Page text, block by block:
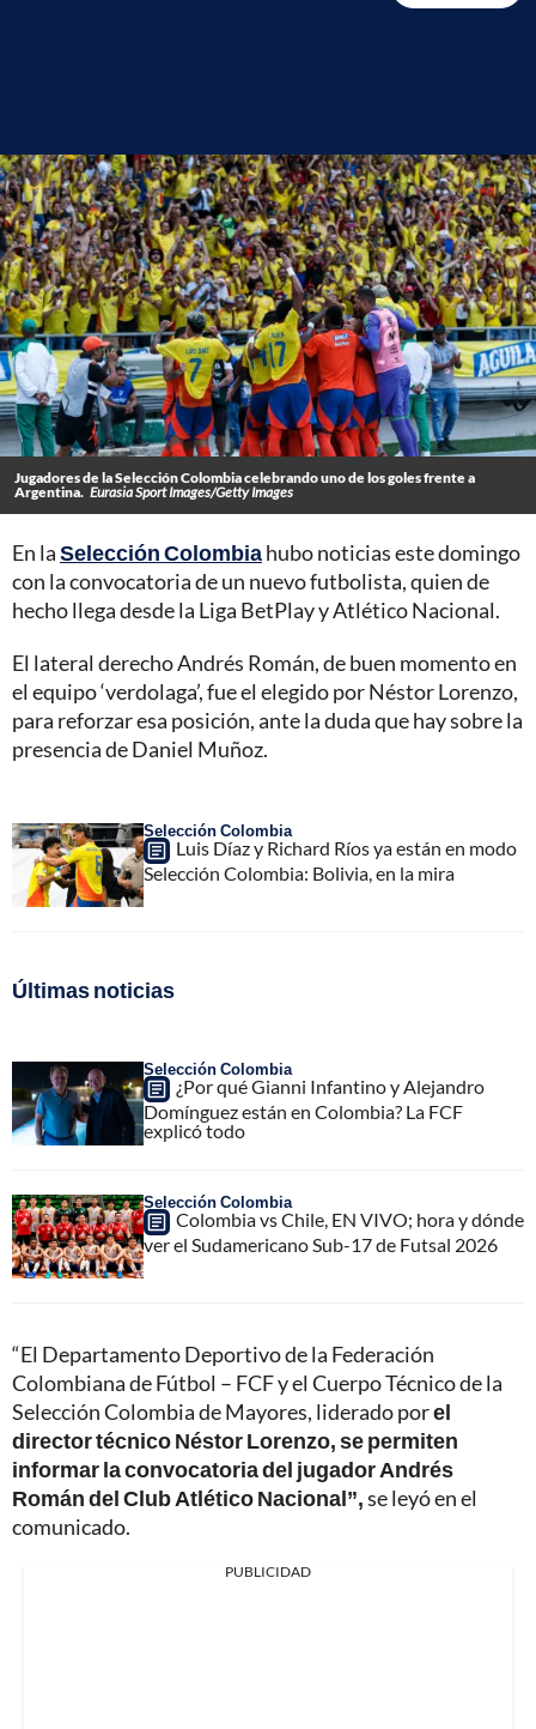
Jugadores de la Selección Colombia celebrando uno de los goles frente a
Argentina. Eurasia Sport Images/Getty Images
En laSelección Colombiahubo noticias este domingo
con la convocatoria de un nuevo futbolista, quien de
hecho llega desde la Liga BetPlay y Atlético Nacional.
El lateral derecho Andrés Román, de buen momento en
el equipo ‘verdolaga’, fue el elegido por Néstor Lorenzo,
para reforzar esa posición, ante la duda que hay sobre la
presencia de Daniel Muñoz.
Selección Colombia
Luis Díaz y Richard Ríos ya están en modo
Selección Colombia: Bolivia, en la mira
Últimas noticias
Selección Colombia
¿Por qué Gianni Infantino y Alejandro
Domínguez están en Colombia? La FCF
explicó todo
Selección Colombia
Colombia vs Chile, EN VIVO; hora y dónde
ver el Sudamericano Sub-17 de Futsal 2026
“El Departamento Deportivo de la Federación
Colombiana de Fútbol – FCF y el Cuerpo Técnico de la
Selección Colombia de Mayores, liderado porel
director técnico Néstor Lorenzo, se permiten
informar la convocatoria del jugador Andrés
Román del Club Atlético Nacional”,se leyó en el
comunicado.
PUBLICIDAD